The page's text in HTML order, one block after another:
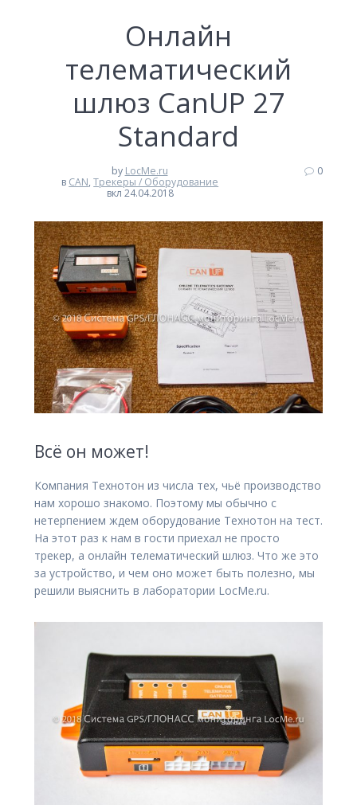
Онлайн
телематический
шлюз CanUP 27
Standard
by LocMe.ru
в CAN,Трекеры / Оборудование
вкл 24.04.2018
0
Всё он может!
Компания Технотон из числа тех, чьё производство
нам хорошо знакомо. Поэтому мы обычно с
нетерпением ждем оборудование Технотон на тест.
На этот раз к нам в гости приехал не просто
трекер, а онлайн телематический шлюз. Что же это
за устройство, и чем оно может быть полезно, мы
решили выяснить в лаборатории LocMe.ru.